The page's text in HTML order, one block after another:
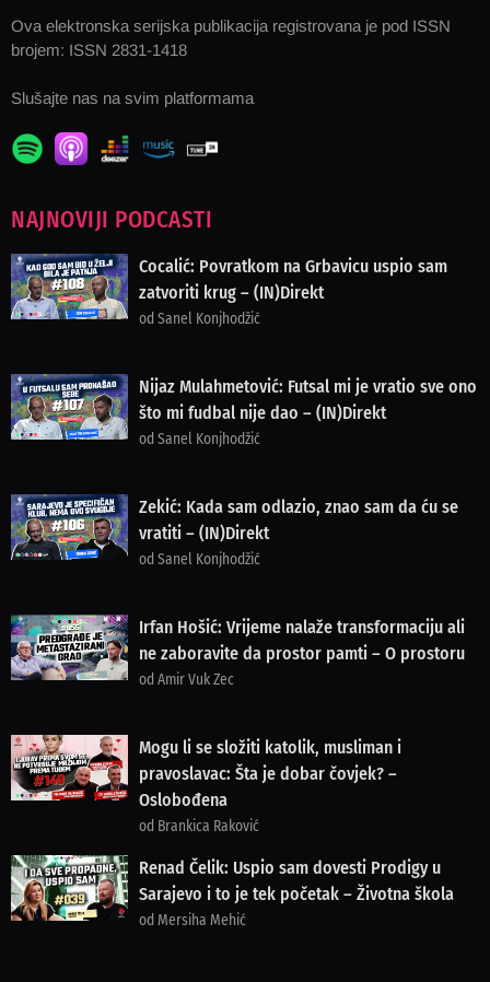
Ova elektronska serijska publikacija registrovana je pod ISSN
brojem: ISSN 2831-1418
Slušajte nas na svim platformama
NAJNOVIJI PODCASTI
Cocalić: Povratkom na Grbavicu uspio sam
zatvoriti krug – (IN)Direkt
od Sanel Konjhodžić
Nijaz Mulahmetović: Futsal mi je vratio sve ono
što mi fudbal nije dao – (IN)Direkt
od Sanel Konjhodžić
Zekić: Kada sam odlazio, znao sam da ću se
vratiti – (IN)Direkt
od Sanel Konjhodžić
Irfan Hošić: Vrijeme nalaže transformaciju ali
ne zaboravite da prostor pamti – O prostoru
od Amir Vuk Zec
Mogu li se složiti katolik, musliman i
pravoslavac: Šta je dobar čovjek? –
Oslobođena
od Brankica Raković
Renad Čelik: Uspio sam dovesti Prodigy u
Sarajevo i to je tek početak – Životna škola
od Mersiha Mehić